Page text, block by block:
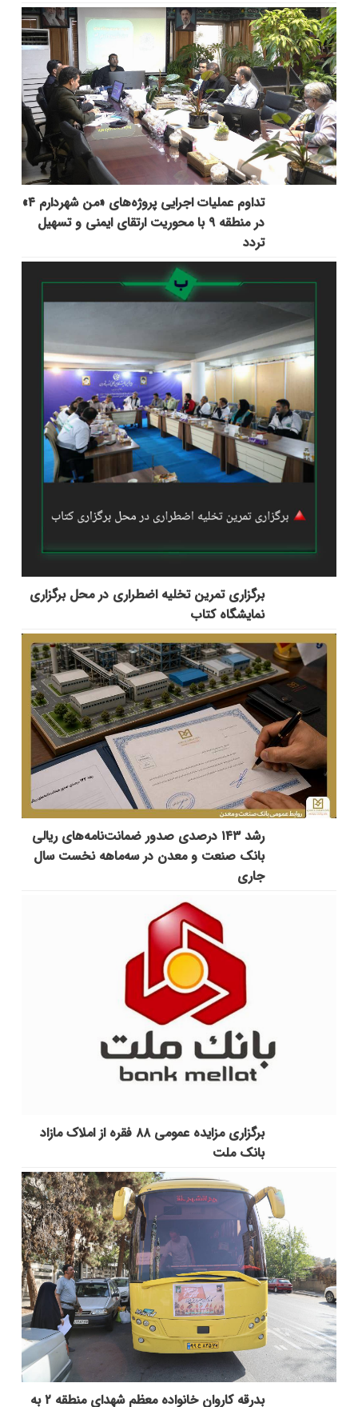
تداوم عملیات اجرایی پروژه‌های «من شهردارم ۴»
در منطقه ۹ با محوریت ارتقای ایمنی و تسهیل
تردد
برگزاری تمرین تخلیه اضطراری در محل برگزاری
نمایشگاه کتاب
رشد ۱۴۳ درصدی صدور ضمانت‌نامه‌های ریالی
بانک صنعت و معدن در سه‌ماهه نخست سال
جاری
برگزاری مزایده عمومی ۸۸ فقره از املاک مازاد
بانک ملت
بدرقه کاروان خانواده معظم شهدای منطقه ۲ به